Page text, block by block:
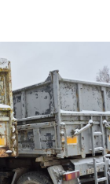
Докшицкий р-н,
и
не проверялась
предприятие